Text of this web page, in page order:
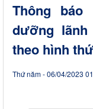
Thông
dưỡng lãnh
theo hình
Thứ năm - 06/04/2023